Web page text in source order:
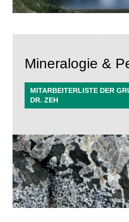
Mineralogie &
MITARBEITERLISTE DER
DR. ZEH